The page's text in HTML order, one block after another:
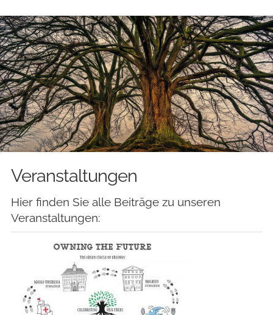
Veranstaltungen
Hier finden Sie alle Beiträge zu unseren
Veranstaltungen: